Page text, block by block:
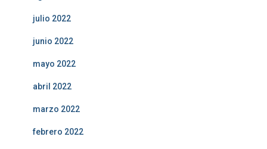
julio 2022
junio 2022
mayo 2022
abril 2022
marzo 2022
febrero 2022